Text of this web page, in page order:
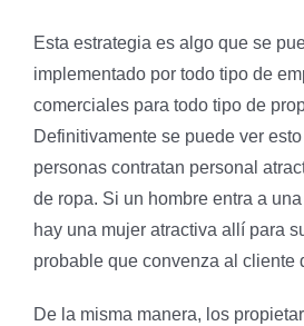
Esta estrategia es algo que se
implementado por todo tipo de
comerciales para todo tipo de
Definitivamente se puede ver
personas contratan personal
de ropa. Si un hombre entra a
hay una mujer atractiva allí para
probable que convenza al cliente
De la misma manera, los